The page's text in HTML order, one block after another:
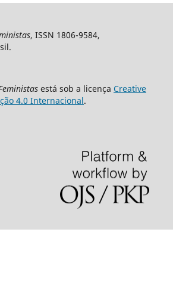
, ISSN 1806-9584,
está sob a licença Creative
4.0 Internacional.